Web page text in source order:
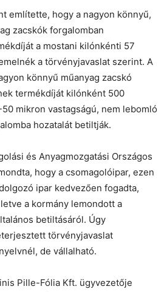
említette, hogy a nagyon könnyű,
zacskók forgalomban
a mostani kilónkénti 57
a törvényjavaslat szerint. A
könnyű műanyag zacskó
termékdíját kilónként 500
mikron vastagságú, nem lebomló
hozatalát betiltják.
és Anyagmozgatási Országos
hogy a csomagolóipar, ezen
ipar kedvezően fogadta,
a kormány lemondott a
betiltásáról. Úgy
törvényjavaslat
de vállalható.
Pille-Fólia Kft. ügyvezetője